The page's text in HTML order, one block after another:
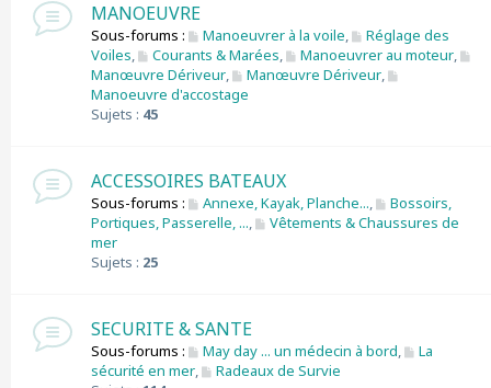
MANOEUVRE
Sous-forums : Manoeuvrer à la voile,
Réglage des
Voiles, Courants & Marées, Manoeuvrer au moteur,
Manœuvre Dériveur, Manœuvre Dériveur,
Manoeuvre d'accostage
Sujets : 45
ACCESSOIRES BATEAUX
Sous-forums : Annexe, Kayak, Planche...,
Bossoirs,
Portiques, Passerelle, ...,
Vêtements & Chaussures de
mer
Sujets : 25
SECURITE & SANTE
Sous-forums : May day ... un médecin à bord,
La
sécurité en mer,
Radeaux de Survie